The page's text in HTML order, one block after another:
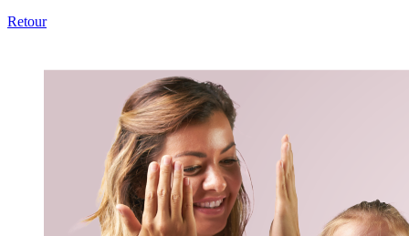
Retour